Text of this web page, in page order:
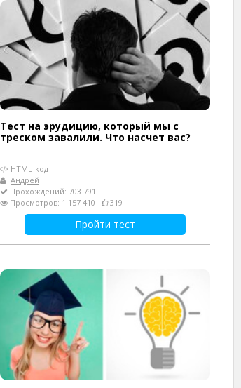
Тест на эрудицию, который мы с
треском завалили. Что насчет вас?
HTML-код
Андрей
Прохождений: 703 791
Просмотров: 1 157 410
319
Пройти тест